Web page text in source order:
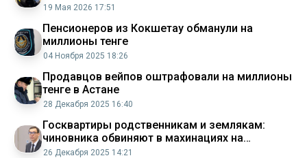
19 Мая 2026 17:51
Пенсионеров из Кокшетау обманули на
миллионы тенге
04 Ноября 2025 18:26
Продавцов вейпов оштрафовали на миллионы
тенге в Астане
28 Декабря 2025 16:40
Госквартиры родственникам и землякам:
чиновника обвиняют в махинациях на
миллионы в Актобе
26 Декабря 2025 14:21